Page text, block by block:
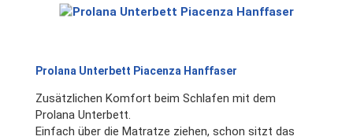
Prolana Unterbett Piacenza Hanffaser
Zusätzlichen Komfort beim Schlafen mit dem
Prolana Unterbett.
Einfach über die Matratze ziehen, schon sitzt das